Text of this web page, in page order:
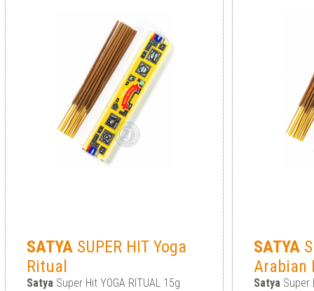
SATYASUPER HIT Yoga
Ritual
SatyaSuper Hit YOGA RITUAL 15g
SATYA
Arabian
Satya Super